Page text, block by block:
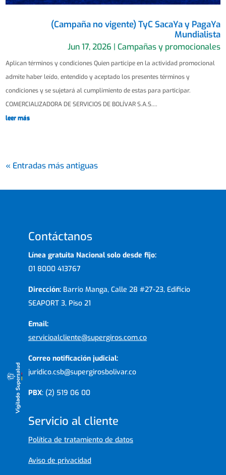
(Campaña no vigente) TyC SacaYa y PagaYa
Mundialista
Jun 17, 2026 | Campañas y promocionales
Aplican términos y condiciones Quien participe en la actividad promocional
admite haber leído, entendido y aceptado los presentes términos y
condiciones y se sujetará al cumplimiento de estas para participar.
COMERCIALIZADORA DE SERVICIOS DE BOLÍVAR S.A.S....
leer más
« Entradas más antiguas
Contáctanos
Línea gratuita Nacional solo desde fijo:
01 8000 413767
Dirección: Barrio Manga, Calle 28 #27-23, Edificio
SEAPORT 3, Piso 21
Email:
servicioalcliente@supergiros.com.co
Correo notificación judicial:
juridico.csb@supergirosbolivar.co
PBX: (2) 519 06 00
Servicio al cliente
Política de tratamiento de datos
Aviso de privacidad